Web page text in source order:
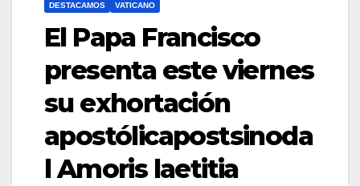
DESTACAMOS VATICANO
El Papa Francisco
presenta este viernes
su exhortación
apostólicapostsinoda
l Amoris laetitia